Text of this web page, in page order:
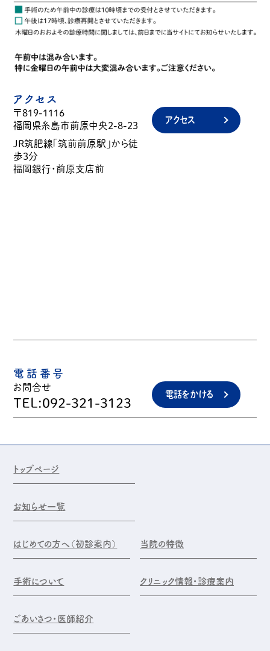
アクセス
〒819-1116
福岡県糸島市前原中央2-8-23
JR筑肥線「筑前前原駅」から徒
歩3分
福岡銀行・前原支店前
アクセス
電話番号
お問合せ
TEL:092-321-3123
電話をかける
トップページ
お知らせ一覧
はじめての方へ（初診案内） 当院の特徴
手術について クリニック情報・診療案内
ごあいさつ・医師紹介